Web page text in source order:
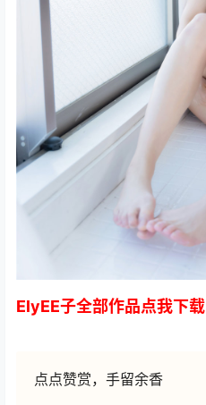
ElyEE子全部作品点我下载
点点赞赏，手留余香